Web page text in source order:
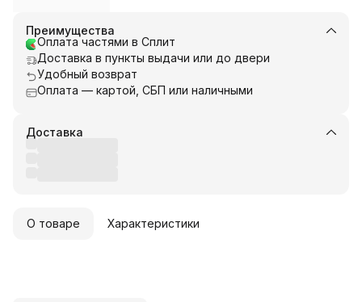
Преимущества
Оплата частями в Сплит
Доставка в пункты выдачи или до двери
Удобный возврат
Оплата — картой, СБП или наличными
Доставка
О товаре Характеристики